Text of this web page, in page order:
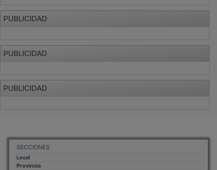
PUBLICIDAD
PUBLICIDAD
PUBLICIDAD
SECCIONES
Local
Provincia